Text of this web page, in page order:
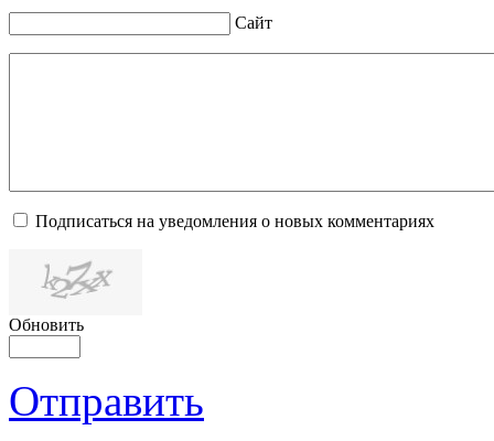
Сайт
Подписаться на уведомления о новых комментариях
Обновить
Отправить